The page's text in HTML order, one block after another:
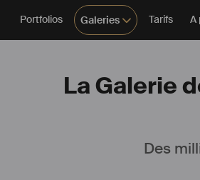
Portfolios Galeries Tarifs A
La Galerie
Des